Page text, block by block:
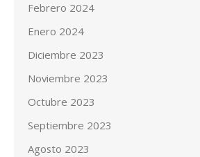
Febrero 2024
Enero 2024
Diciembre 2023
Noviembre 2023
Octubre 2023
Septiembre 2023
Agosto 2023